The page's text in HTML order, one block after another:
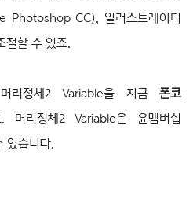
Photoshop CC), 일러스트레이터
할 수 있죠.
리정체2 Variable을 지금 폰코
머리정체2 Variable은 윤멤버십
있습니다.